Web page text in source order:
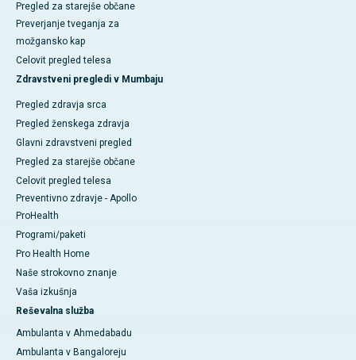
Pregled za starejše občane
Preverjanje tveganja za
možgansko kap
Celovit pregled telesa
Zdravstveni pregledi v Mumbaju
Pregled zdravja srca
Pregled ženskega zdravja
Glavni zdravstveni pregled
Pregled za starejše občane
Celovit pregled telesa
Preventivno zdravje - Apollo
ProHealth
Programi/paketi
Pro Health Home
Naše strokovno znanje
Vaša izkušnja
Reševalna služba
Ambulanta v Ahmedabadu
Ambulanta v Bangaloreju